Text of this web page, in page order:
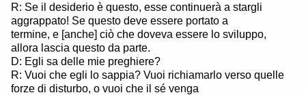
R: Se il desiderio è questo, esse continuerà a stargli
aggrappato! Se questo deve essere portato a
termine, e [anche] ciò che doveva essere lo sviluppo,
allora lascia questo da parte.
D: Egli sa delle mie preghiere?
R: Vuoi che egli lo sappia? Vuoi richiamarlo verso quelle
forze di disturbo, o vuoi che il sé venga